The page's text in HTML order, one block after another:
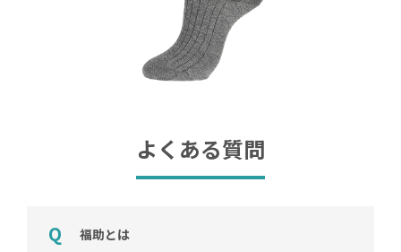
よくある質問
福助とは